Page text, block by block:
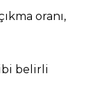
oranı,
belirli